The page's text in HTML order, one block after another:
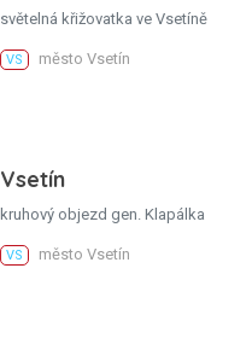
světelná křižovatka ve Vsetíně
VS město Vsetín
Vsetín
kruhový objezd gen. Klapálka
VS město Vsetín